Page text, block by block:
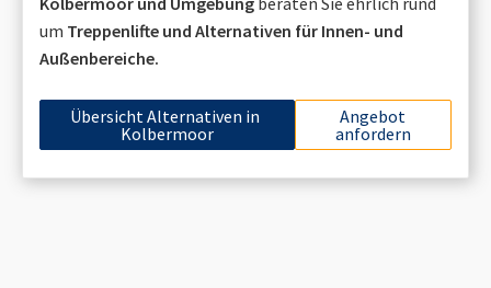
um Treppenlifte und Alternativen für Innen- und
Außenbereiche.
Übersicht Alternativen in
Kolbermoor
Angebot
anfordern